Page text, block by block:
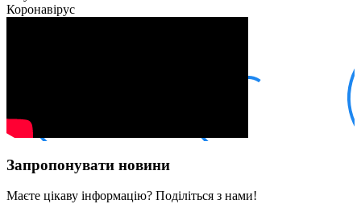
Кадрові зміни
Працевлаштування
Брифінги
Офіційна інформація
Про УТОГ
Коронавірус
Запропонувати новини
Маєте цікаву інформацію? Поділіться з нами!